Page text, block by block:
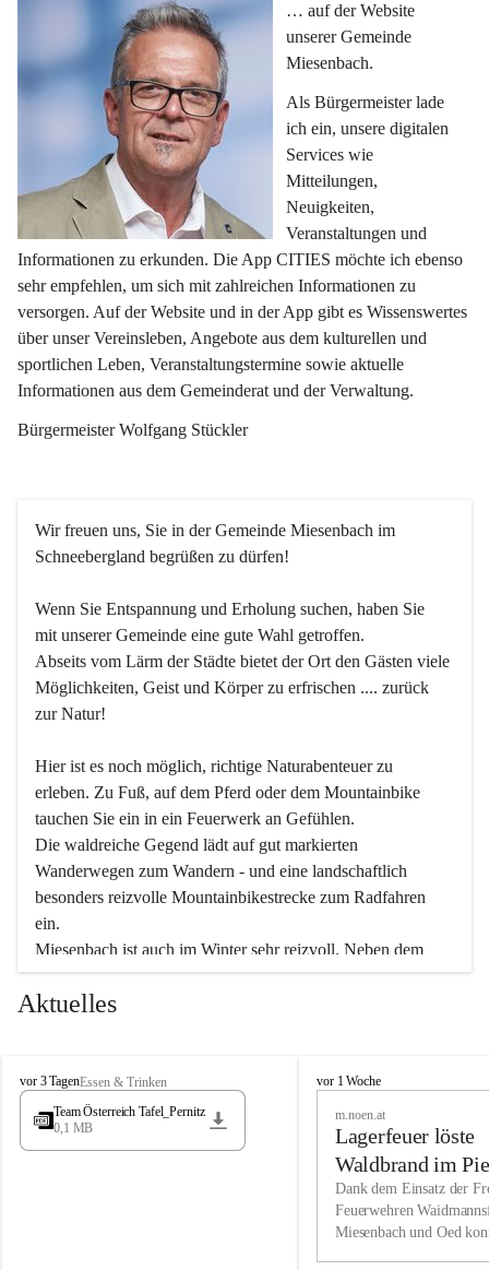
… auf der Website
unserer Gemeinde
Miesenbach.
Als Bürgermeister lade
ich ein, unsere digitalen
Services wie
Mitteilungen,
Neuigkeiten,
Veranstaltungen und
Informationen zu erkunden. Die App CITIES möchte ich ebenso
sehr empfehlen, um sich mit zahlreichen Informationen zu
versorgen. Auf der Website und in der App gibt es Wissenswertes
über unser Vereinsleben, Angebote aus dem kulturellen und
sportlichen Leben, Veranstaltungstermine sowie aktuelle
Informationen aus dem Gemeinderat und der Verwaltung.
Bürgermeister Wolfgang Stückler
Wir freuen uns, Sie in der Gemeinde Miesenbach im
Schneebergland begrüßen zu dürfen!
Wenn Sie Entspannung und Erholung suchen, haben Sie
mit unserer Gemeinde eine gute Wahl getroffen.
Abseits vom Lärm der Städte bietet der Ort den Gästen viele
Möglichkeiten, Geist und Körper zu erfrischen .... zurück
zur Natur!
Hier ist es noch möglich, richtige Naturabenteuer zu
erleben. Zu Fuß, auf dem Pferd oder dem Mountainbike
tauchen Sie ein in ein Feuerwerk an Gefühlen.
Die waldreiche Gegend lädt auf gut markierten
Wanderwegen zum Wandern - und eine landschaftlich
besonders reizvolle Mountainbikestrecke zum Radfahren
ein.
Miesenbach ist auch im Winter sehr reizvoll. Neben dem
Eisstockschießen gibt es auf dem nahe gelegenen Unterberg
wunderschöne Naturschneepisten, die zum Schifahren oder
vielfältige Angebot unserer Kulturvereine.
Überzeugen Sie sich selbst, dass Sie in Miesenbach sowie
in den Beherbergungsbetrieben, Gaststätten und urigen
Wir kennen Miesenbach als lebens- und liebenswerten Ort.
Tradition und Innovation werden ebenso groß geschrieben
Aktuelles
M
i
s
vor 3 TagenEssen & Trinken
Team Österreich Tafel_Pernitz
0,1 MB
M
h
vor 1 Woche
m.noen.at
Lagerfeuer löste
Waldbrand im
aus
Dank dem Einsatz der
Feuerwehren
Miesenbach und Oed